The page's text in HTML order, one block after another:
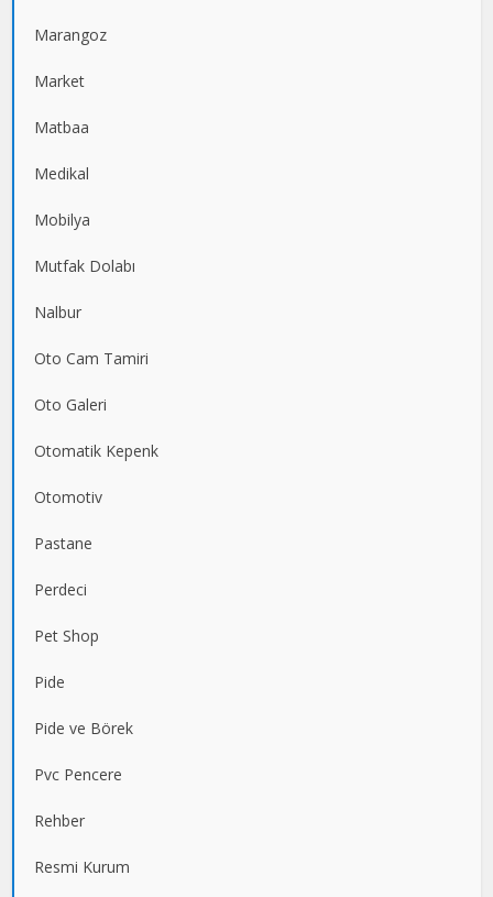
Marangoz
Market
Matbaa
Medikal
Mobilya
Mutfak Dolabı
Nalbur
Oto Cam Tamiri
Oto Galeri
Otomatik Kepenk
Otomotiv
Pastane
Perdeci
Pet Shop
Pide
Pide ve Börek
Pvc Pencere
Rehber
Resmi Kurum